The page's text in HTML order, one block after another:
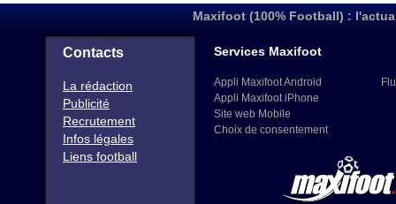
Maxifoot (100% Football) :
Contacts
La rédaction
Publicité
Recrutement
Infos légales
Liens football
Services Maxifoot
Appli Maxifoot Android
Appli Maxifoot iPhone
Site web Mobile
Choix de consentement